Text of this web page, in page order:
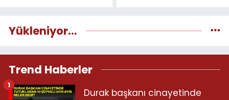
Yükleniyor...
Trend Haberler
Durak başkanı cinayetinde
1